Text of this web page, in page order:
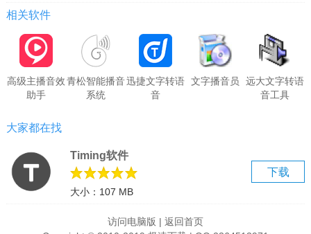
相关软件
高级主播音效
助手
青松智能播音
系统
迅捷文字转语
音
文字播音员
远大文字转语
音工具
大家都在找
下载
Timing软件
大小：107 MB
访问电脑版 | 返回首页